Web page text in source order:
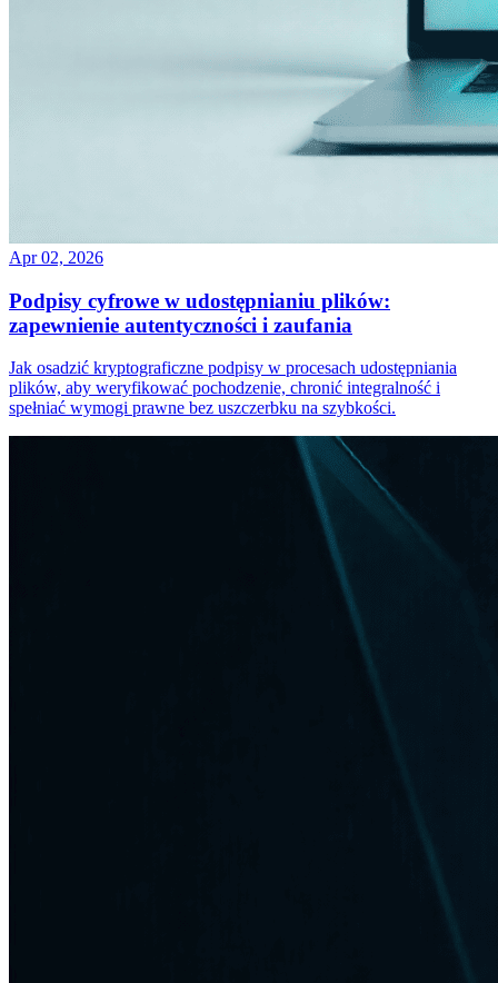
Apr 02, 2026
Podpisy cyfrowe w udostępnianiu plików:
zapewnienie autentyczności i zaufania
Jak osadzić kryptograficzne podpisy w procesach udostępniania
plików, aby weryfikować pochodzenie, chronić integralność i
spełniać wymogi prawne bez uszczerbku na szybkości.